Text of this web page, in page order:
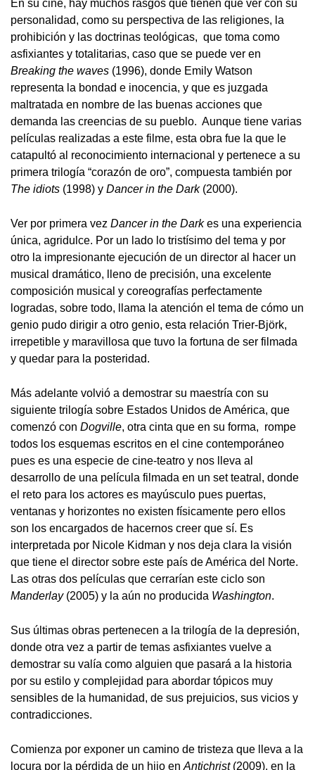
En su cine, hay muchos rasgos que tienen que ver con su
personalidad, como su perspectiva de las religiones, la
prohibición y las doctrinas teológicas, que toma como
asfixiantes y totalitarias, caso que se puede ver en
Breaking the waves (1996), donde Emily Watson
representa la bondad e inocencia, y que es juzgada
maltratada en nombre de las buenas acciones que
demanda las creencias de su pueblo. Aunque tiene varias
películas realizadas a este filme, esta obra fue la que le
catapultó al reconocimiento internacional y pertenece a su
primera trilogía “corazón de oro”, compuesta también por
The idiots (1998) y Dancer in the Dark(2000).
Ver por primera vez Dancer in the Darkes una experiencia
única, agridulce. Por un lado lo tristísimo del tema y por
otro la impresionante ejecución de un director al hacer un
musical dramático, lleno de precisión, una excelente
composición musical y coreografías perfectamente
logradas, sobre todo, llama la atención el tema de cómo un
genio pudo dirigir a otro genio, esta relación Trier-Björk,
irrepetible y maravillosa que tuvo la fortuna de ser filmada
y quedar para la posteridad.
Más adelante volvió a demostrar su maestría con su
siguiente trilogía sobre Estados Unidos de América, que
comenzó con Dogville, otra cinta que en su forma, rompe
todos los esquemas escritos en el cine contemporáneo
pues es una especie de cine-teatro y nos lleva al
desarrollo de una película filmada en un set teatral, donde
el reto para los actores es mayúsculo pues puertas,
ventanas y horizontes no existen físicamente pero ellos
son los encargados de hacernos creer que sí. Es
interpretada por Nicole Kidman y nos deja clara la visión
que tiene el director sobre este país de América del Norte.
Las otras dos películas que cerrarían este ciclo son
Manderlay(2005) y la aún no producida Washington.
Sus últimas obras pertenecen a la trilogía de la depresión,
donde otra vez a partir de temas asfixiantes vuelve a
demostrar su valía como alguien que pasará a la historia
por su estilo y complejidad para abordar tópicos muy
sensibles de la humanidad, de sus prejuicios, sus vicios y
contradicciones.
Comienza por exponer un camino de tristeza que lleva a la
locura por la pérdida de un hijo en Antichrist(2009), en la